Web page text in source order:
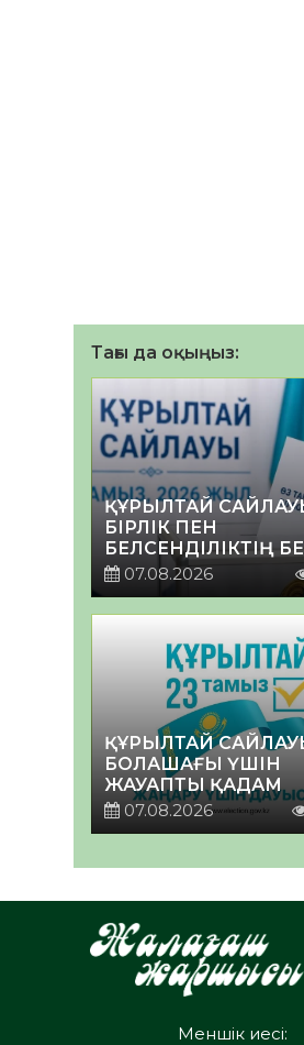
Тағы да оқыңыз:
ҚҰРЫЛТАЙ
БІРЛІК ПЕН
БЕЛСЕНДІЛІКТІҢ
07.08.2026
ҚҰРЫЛТАЙ
БОЛАШАҒЫ ҮШІН
ЖАУАПТЫ ҚАДАМ
07.08.2026
Меншік иесі: